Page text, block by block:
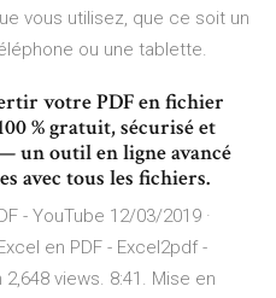
vous utilisez, que ce soit un
ou une tablette.
votre PDF en fichier
% gratuit, sécurisé et
un outil en ligne avancé
avec tous les fichiers.
- YouTube 12/03/2019 ·
en PDF - Excel2pdf -
views. 8:41. Mise en